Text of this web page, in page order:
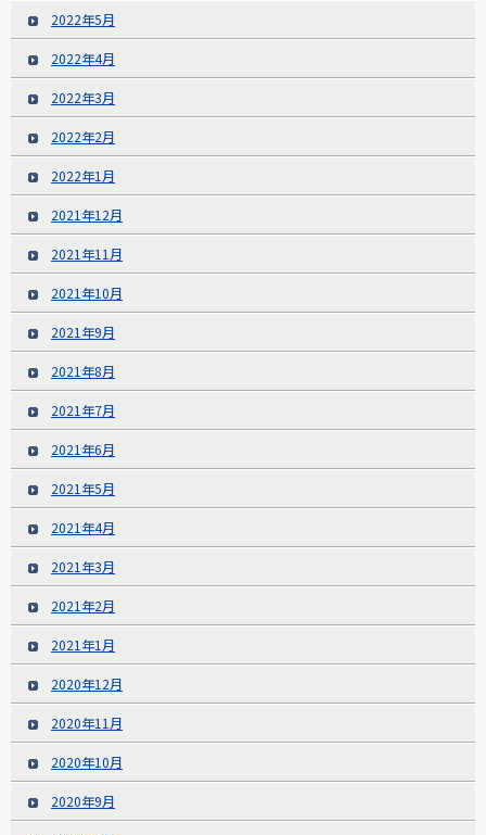
2022年5月
2022年4月
2022年3月
2022年2月
2022年1月
2021年12月
2021年11月
2021年10月
2021年9月
2021年8月
2021年7月
2021年6月
2021年5月
2021年4月
2021年3月
2021年2月
2021年1月
2020年12月
2020年11月
2020年10月
2020年9月